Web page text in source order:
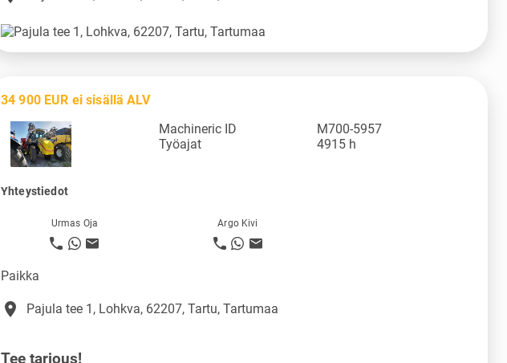
34 900 EUR ei sisällä ALV
Machineric ID
M700-5957
Työajat
4915 h
Yhteystiedot
Urmas Oja Argo Kivi
Paikka
place Pajula tee 1, Lohkva, 62207, Tartu, Tartumaa
Tee tarjous!